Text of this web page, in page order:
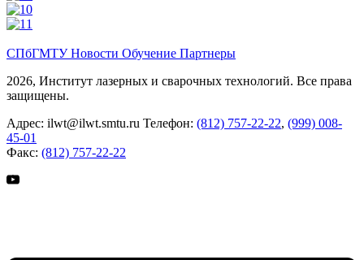
СПбГМТУНовости Обучение Партнеры
2026, Институт лазерных и сварочных технологий. Все права
защищены.
Адрес: ilwt@ilwt.smtu.ru Телефон: (812) 757-22-22, (999) 008-
45-01
Факс: (812) 757-22-22